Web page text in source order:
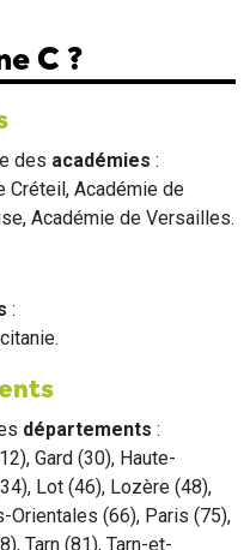
C ?
des académies :
Créteil, Académie de
Académie de Versailles.
:
départements :
Gard (30), Haute-
Lot (46), Lozère (48),
Orientales (66), Paris (75),
Tarn (81), Tarn-et-